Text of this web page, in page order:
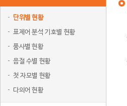
단위별 현황
표제어 분석 기호별 현황
품사별 현황
음절 수별 현황
첫 자모별 현황
다의어 현황